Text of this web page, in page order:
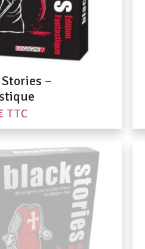
–
TTC